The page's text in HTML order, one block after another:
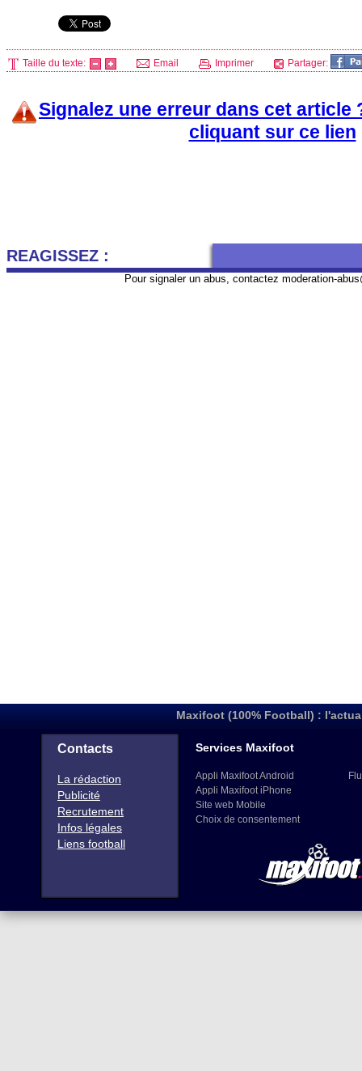
Taille du texte: Email Imprimer Partager:
Signalez une erreur dans cet article
cliquant sur ce lien
REAGISSEZ :
Pour signaler un abus, contactez moderation-
Maxifoot (100% Football) :
Contacts
La rédaction
Publicité
Recrutement
Infos légales
Liens football
Services Maxifoot
Appli Maxifoot Android
Appli Maxifoot iPhone
Site web Mobile
Choix de consentement